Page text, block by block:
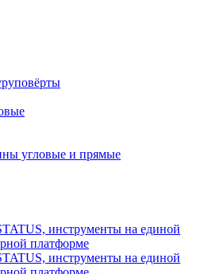
угловые и прямые
инструменты на единой
платформе
инструменты на единой